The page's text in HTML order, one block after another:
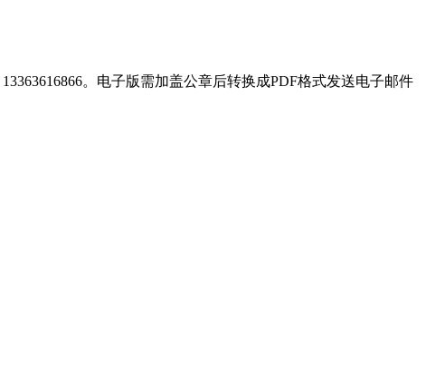
。电子版需加盖公章后转换成PDF格式发送电子邮件